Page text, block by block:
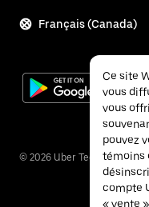
Français (Canada)
© 2026 Uber Technologies
Ce site
vous
vous
pouvez
témoins
compte
« vente